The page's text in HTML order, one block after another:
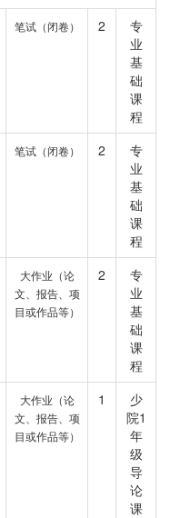
笔试（闭卷） 2
专
业
基
础
课
程
笔试（闭卷） 2
专
业
基
础
课
程
大作业（论
文、报告、项
目或作品等）
2
专
业
基
础
课
程
大作业（论
文、报告、项
目或作品等）
1
少
院1
年
级
导
论
课